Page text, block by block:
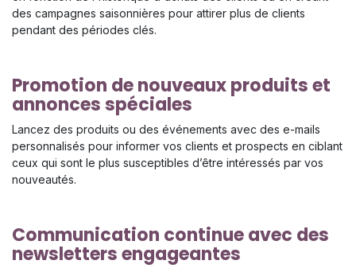
des campagnes saisonnières pour attirer plus de clients
pendant des périodes clés.
Promotion de nouveaux produits et
annonces spéciales
Lancez des produits ou des événements avec des e-mails
personnalisés pour informer vos clients et prospects en ciblant
ceux qui sont le plus susceptibles d’être intéressés par vos
nouveautés.
Communication continue avec des
newsletters engageantes